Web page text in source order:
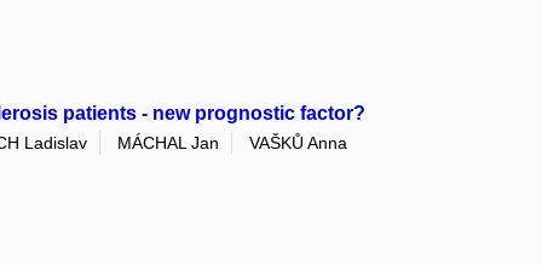
patients - new prognostic factor?
Ladislav MÁCHAL Jan VAŠKŮ Anna